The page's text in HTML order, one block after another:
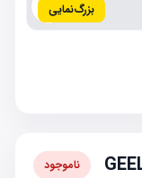
بزرگ‌نمایی
ناموجود